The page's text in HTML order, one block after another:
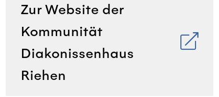
Zur Website der
Kommunität
Diakonissenhaus
Riehen